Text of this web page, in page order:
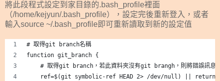
將此段程式設定到家目錄的.bash_profile裡面
（/home/kejyun/.bash_profile），設定完後重新登入，或者
輸入source ~/.bash_profile即可重新讀取到新的設定值
# 取得git branch名稱
function git_branch {
# 取得git branch，若此資料夾沒有git brangh，則將錯誤訊息
    ref=$(git symbolic-ref HEAD 2> /dev/null) || return;